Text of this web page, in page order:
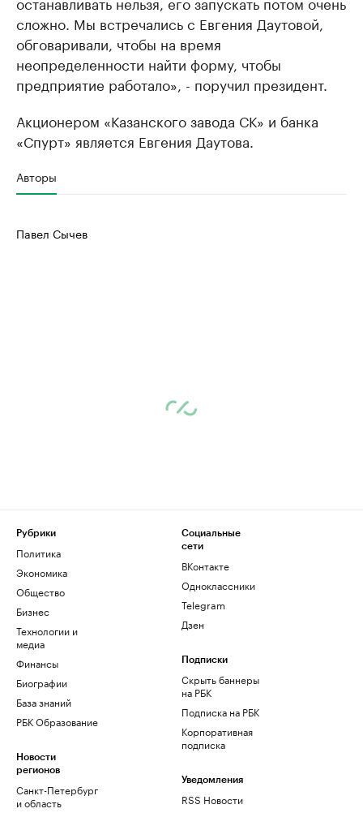
сложно. Мы встречались с Евгения Даутовой,
обговаривали, чтобы на время
неопределенности найти форму, чтобы
предприятие работало», - поручил президент.
Акционером «Казанского завода СК» и банка
«Спурт» является Евгения Даутова.
Авторы
Павел Сычев
Рубрики
Политика
Экономика
Общество
Бизнес
Технологии и
медиа
Финансы
Биографии
База знаний
РБК Образование
Новости
регионов
Санкт-Петербург
и область
Социальные
сети
ВКонтакте
Одноклассники
Telegram
Дзен
Подписки
Скрыть баннеры
на РБК
Подписка на РБК
Корпоративная
подписка
Уведомления
RSS Новости